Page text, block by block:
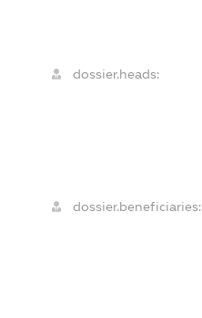
dossier.heads:
dossier.beneficiaries: